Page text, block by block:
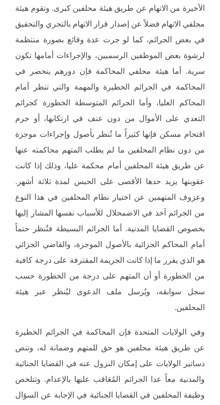
الأخيرة من الاتهام عن طريق هيئة محلفين كبرى. وتقوم هيئة
محلفي الاتهام فضلاً عن إصدار قرار الاتهام بالتحري والتحقيق
في بعض الجرائم، كما لو جرت عدة وقائع بصورة منتظمة
لرشوة بعض الموظفين الرسميين، والإجراءات أمامها تكون
سرية. أما هيئة محلفي المحاكمة فإن دورهم ينحصر في
المحاكمة في الجرائم الخطيرة والمهمة والتي تنظر أمام
المحاكم العليا، وأما الجرائم المتوسطة الخطورة كجرائم
التعدي على الأموال من دون عنف في ارتكابها، أو جرم
اقتحام مسكن فإنها كثيراً ما تُنظر بأصول وإجراءات موجزة
من دون نظام المحلفين ما لم يطلب المتهم محاكمته عنها
عن طريق هيئة المحلفين أمام محكمة عليا، وذلك إذا كانت
عقوبتها يزيد حدها الأقصى على الحبس لمدة ثلاثة أشهر.
وعزوف المتهمين عن اختيار نظام المحلفين في هذا النوع
من الجرائم آخذ في الاضمحلال للأسباب نفسها المشار إليها
بخصوص القضايا المدنية. أما الجرائم البسيطة فتُنظر حتماً
أمام المحاكم الجزائية بالأصول الموجزة، والقاضي الجزائي
هو الذي يقرر ما إذا كانت الجريمة المقترفة على درجة كافية
من الخطورة أو أن المتهم على درجة من الخطورة حسب
سجل سوابقه، ويُرسل ملف الدعوى ليُنظر عبر هيئة
المحلفين.
وفي الولايات المتحدة فإن المحاكمة في الجرائم الخطيرة
عن طريق هيئة محلفين هو حق للمتهم وضمانة له، وتنص
دساتير الولايات على إمكان النزول عنه في القضايا الجنائية
والمدنية معاً عدا الجرائم المُعَاقب عليها بالإعدام. وتتلخص
وظيفة المحلفين في القضايا الجنائية في الإجابة عن السؤال